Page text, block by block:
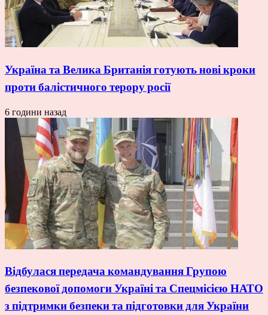
Україна та Велика Британія готують нові кроки
проти балістичного терору росії
6 години назад
Відбулася передача командування Групою
безпекової допомоги Україні та Спецмісією НАТО
з підтримки безпеки та підготовки для України